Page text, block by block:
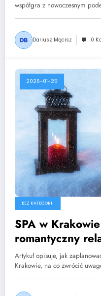
współgra z nowoczesnym
Dariusz Mącisz 0
2026-01-25
BEZ KATEGORII
SPA w
romantyczny
Artykuł opisuje, jak
Krakowie, na co zwrócić